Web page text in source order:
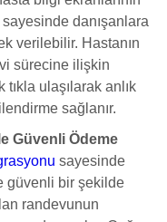
danışanlara
verilebilir. Hastanın
sürecine ilişkin
ulaşılarak anlık
sağlanır.
Güvenli Ödeme
sayesinde
güvenli bir şekilde
randevunun